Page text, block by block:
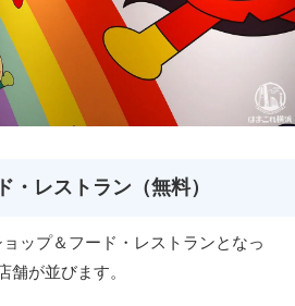
・レストラン（無料）
ップ＆フード・レストランとなっ
舗が並びます。